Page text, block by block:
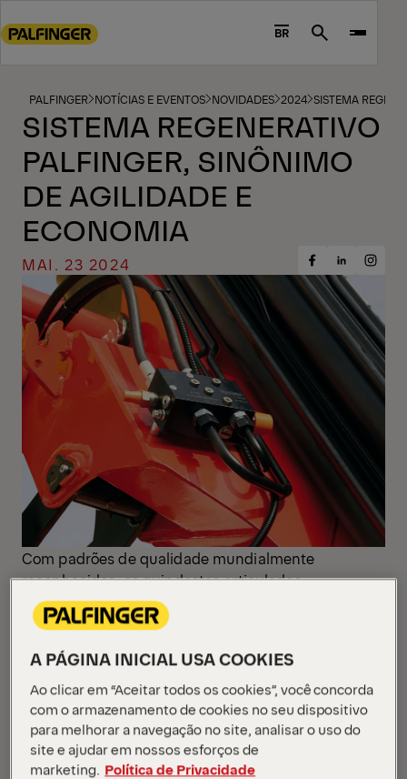
to
footer
content
BR Search
PALFINGER NOTÍCIAS E EVENTOS NOVIDADES 2024 SISTEMA
SISTEMA REGENERATIVO
PALFINGER, SINÔNIMO
DE AGILIDADE E
ECONOMIA
MAI. 23 2024
Share
on
Facebook
Share
on
LinkedIn
Share
Com padrões de qualidade mundialmente
reconhecidos, os guindastes articulados
PALFINGER oferecem diversas vantagens aos seus
clientes, como maior durabilidade, superioridade
tecnológica, grande eficiência, alta performance,
melhor ergonomia, excelente custo-benefício,
facilidade de operação, ampla rede de serviços e
assistência técnica. Vamos conhecer de perto uma
dessas vantagens, o Sistema Regenerativo
PALFINGER. Boa leitura!
A PÁGINA INICIAL USA COOKIES
Ao clicar em “Aceitar todos os cookies”, você concorda
com o armazenamento de cookies no seu dispositivo
para melhorar a navegação no site, analisar o uso do
site e ajudar em nossos esforços de
marketing. Política de Privacidade